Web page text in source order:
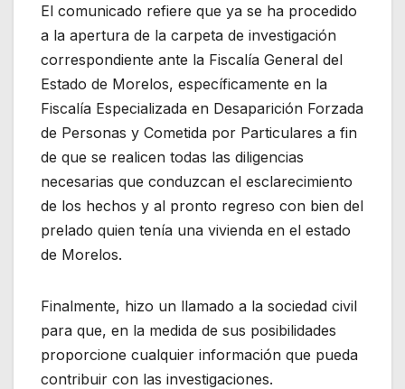
El comunicado refiere que ya se ha procedido
a la apertura de la carpeta de investigación
correspondiente ante la Fiscalía General del
Estado de Morelos, específicamente en la
Fiscalía Especializada en Desaparición Forzada
de Personas y Cometida por Particulares a fin
de que se realicen todas las diligencias
necesarias que conduzcan el esclarecimiento
de los hechos y al pronto regreso con bien del
prelado quien tenía una vivienda en el estado
de Morelos.
Finalmente, hizo un llamado a la sociedad civil
para que, en la medida de sus posibilidades
proporcione cualquier información que pueda
contribuir con las investigaciones.